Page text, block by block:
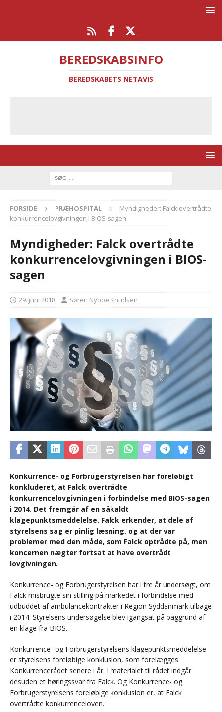
BEREDSKABSINFO
BEREDSKABETS NETAVIS
FORSIDE PRÆHOSPITAL
Myndigheder: Falck overtrådte
konkurrencelovgivningen i BIOS-sagen
Myndigheder: Falck overtrådte
konkurrencelovgivningen i BIOS-
sagen
29. juni 2018 Søren Nyboe Knudsen
Konkurrence- og Forbrugerstyrelsen har foreløbigt
konkluderet, at Falck overtrådte
konkurrencelovgivningen i forbindelse med BIOS-sagen
i 2014. Det fremgår af en såkaldt
klagepunktsmeddelelse. Falck erkender, at dele af
styrelsens sag er pinlig læsning, og at der var
problemer med den måde, som Falck optrådte på, men
koncernen nægter fortsat at have overtrådt
lovgivningen.
Konkurrence- og Forbrugerstyrelsen har i tre år undersøgt, om
Falck misbrugte sin stilling på markedet i forbindelse med
udbuddet af ambulancekontrakter i Region Syddanmark tilbage
i 2014. Styrelsens undersøgelse blev igangsat på baggrund af
en klage fra BIOS.
Konkurrence- og Forbrugerstyrelsens klagepunktsmeddelelse
er styrelsens foreløbige konklusion, som forelægges
Konkurrencerådet senere i år. I materialet til rådet indgår
desuden et høringssvar fra Falck. Og Konkurrence- og
Forbrugerstyrelsens foreløbige konklusion er, at Falck
overtrådte konkurrence­loven.